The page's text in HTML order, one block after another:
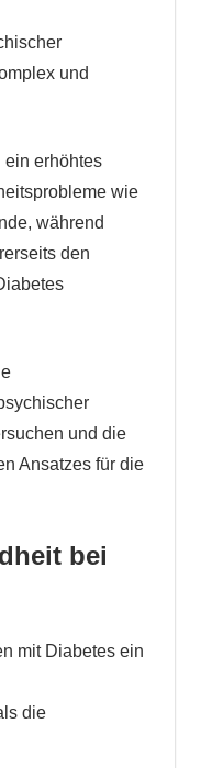
und
ein erhöhtes
wie
während
den
und die
Ansatzes für die
bei
mit Diabetes ein
die